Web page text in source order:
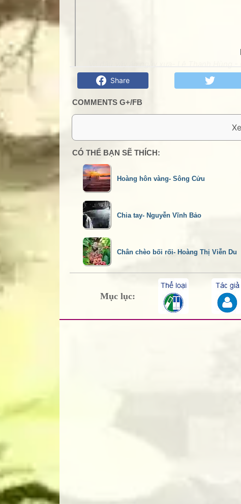
Share
COMMENTS G+/FB
0 Comment:
CÓ THỂ BẠN SẼ THÍCH:
Hoàng hôn vàng- Sông Cửu
Chia tay- Nguyễn Vĩnh Bảo
Chân chèo bối rối- Hoàng Thị Viễn Du
Mục lục: